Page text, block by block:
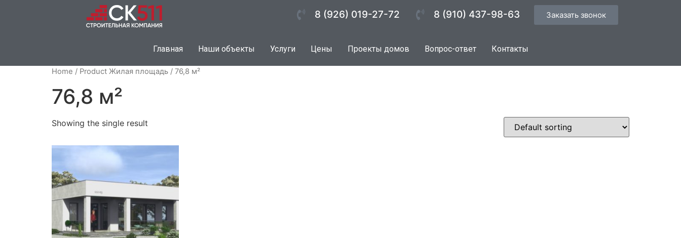
8 (926) 019-27-72 8 (910) 437-98-63 Заказать звонок
Главная Наши объекты Услуги Цены Проекты домов Вопрос-ответ Контакты
Home / Product Жилая площадь / 76,8 м²
76,8 м²
Showing the single result